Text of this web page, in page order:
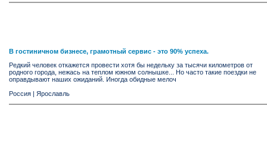
В гостиничном бизнесе, грамотный сервис - это 90% успеха.
Редкий человек откажется провести хотя бы недельку за тысячи километров от
родного города, нежась на теплом южном солнышке... Но часто такие поездки не
оправдывают наших ожиданий. Иногда обидные мелоч
Россия
Ярослaвль